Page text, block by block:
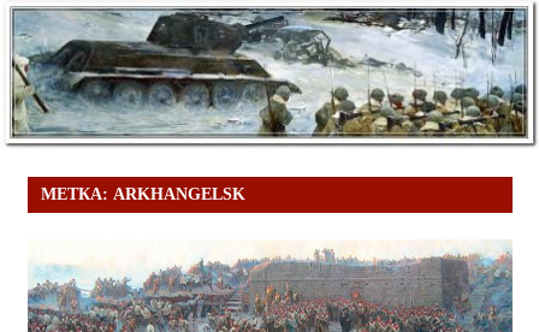
МЕТКА: ARKHANGELSK